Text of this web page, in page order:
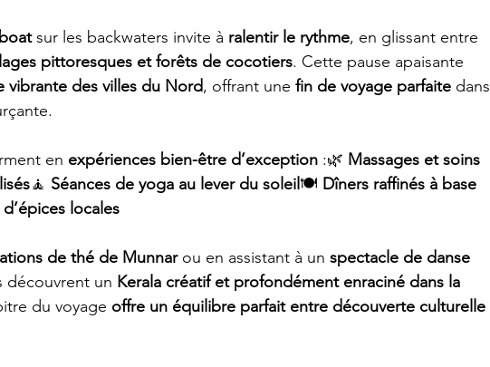
sur les backwaters invite à ralentir le rythme, en glissant entre
pittoresques et forêts de cocotiers. Cette pause apaisante
vibrante des villes du Nord, offrant une fin de voyage parfaite dans
en expériences bien-être d’exception :🌿 Massages et soins
🧘 Séances de yoga au lever du soleil 🍽️ Dîners raffinés à base
locales
de thé de Munnar ou en assistant à un spectacle de danse
découvrent un Kerala créatif et profondément enraciné dans la
du voyage offre un équilibre parfait entre découverte culturelle